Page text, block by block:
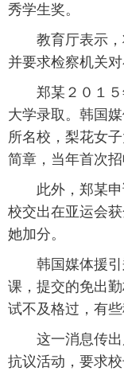
秀学生奖。
教育厅表示，
并要求检察机关
郑某２０１５
大学录取。韩国
所名校，梨花女
简章，当年首次招
此外，郑某申
校交出在亚运会
她加分。
韩国媒体援引
课，提交的免出
试不及格过，有
这一消息传出
抗议活动，要求